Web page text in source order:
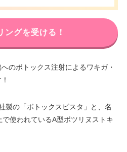
ングを受ける！
のボトックス注射によるワキガ・
製の「ボトックスビスタ」と、名
使われているA型ボツリヌストキ